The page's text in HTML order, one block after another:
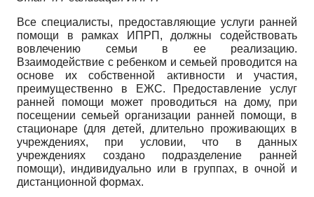
Все специалисты, предоставляющие услуги ранней
помощи в рамках ИПРП, должны содействовать
вовлечению семьи в ее реализацию.
Взаимодействие с ребенком и семьей проводится на
основе их собственной активности и участия,
преимущественно в ЕЖС. Предоставление услуг
ранней помощи может проводиться на дому, при
посещении семьей организации ранней помощи, в
стационаре (для детей, длительно проживающих в
учреждениях, при условии, что в данных
учреждениях создано подразделение ранней
помощи), индивидуально или в группах, в очной и
дистанционной формах.